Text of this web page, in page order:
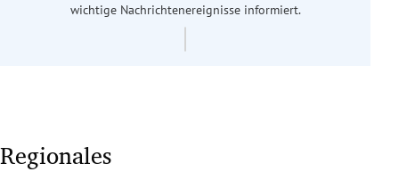
wichtige Nachrichtenereignisse informiert.
Regionales